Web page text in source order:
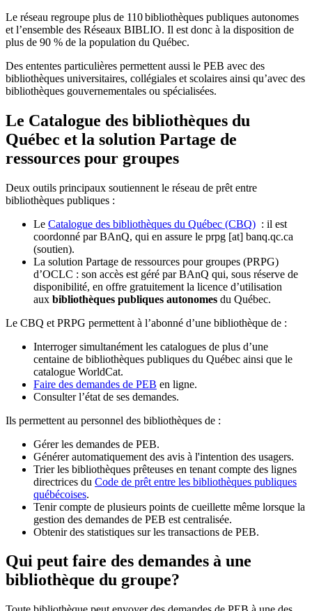
Le réseau regroupe plus de 110bibliothèques publiques autonomes
et l’ensemble des Réseaux BIBLIO. Il est donc à la disposition de
plus de 90 % de la population du Québec.
Des ententes particulières permettent aussi le PEB avec des
bibliothèques universitaires, collégiales et scolaires ainsi qu’avec des
bibliothèques gouvernementales ou spécialisées.
Le Catalogue des bibliothèques du
Québec et la solution Partage de
ressources pour groupes
Deux outils principaux soutiennent le réseau de prêt entre
bibliothèques publiques :
Le Catalogue des bibliothèques du Québec (CBQ) : il est
coordonné par BAnQ, qui en assure le prpg [at] banq.qc.ca
(soutien).
La solution Partage de ressources pour groupes (PRPG)
d’OCLC : son accès est géré par BAnQ qui, sous réserve de
disponibilité, en offre gratuitement la licence d’utilisation
aux bibliothèques publiques autonomes du Québec.
Le CBQ et PRPG permettent à l’abonné d’une bibliothèque de :
Interroger simultanément les catalogues de plus d’une
centaine de bibliothèques publiques du Québec ainsi que le
catalogue WorldCat.
Faire des demandes de PEB en ligne.
Consulter l’état de ses demandes.
Ils permettent au personnel des bibliothèques de :
Gérer les demandes de PEB.
Générer automatiquement des avis à l'intention des usagers.
Trier les bibliothèques prêteuses en tenant compte des lignes
directrices du Code de prêt entre les bibliothèques publiques
québécoises.
Tenir compte de plusieurs points de cueillette même lorsque la
gestion des demandes de PEB est centralisée.
Obtenir des statistiques sur les transactions de PEB.
Qui peut faire des demandes à une
bibliothèque du groupe?